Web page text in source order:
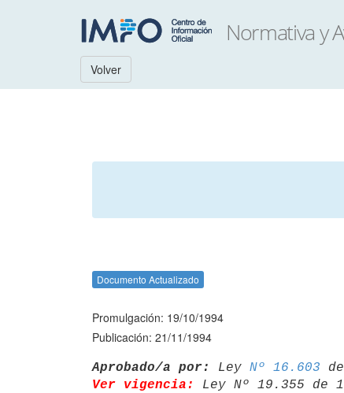
Volver
Documento Actualizado
Promulgación: 19/10/1994
Publicación: 21/11/1994
Aprobado/a por: Ley Nº 16.603
Ver vigencia:
Ley Nº 19.355 de